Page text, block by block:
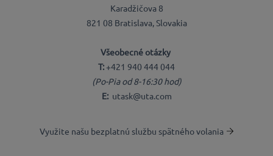
Karadžičova 8
821 08 Bratislava, Slovakia
Všeobecné otázky
T:+421 940 444 044
(Po-Pia od 8-16:30 hod)
E: utask@uta.com
Využite našu bezplatnú službu spätného volania